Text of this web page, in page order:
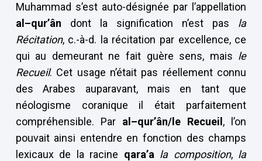
Muhammad s’est auto-désignée par l’appellation
al–qur’ân dont la signification n’est pas la
Récitation, c.-à-d. la récitation par excellence, ce
qui au demeurant ne fait guère sens, mais le
Recueil. Cet usage n’était pas réellement connu
des Arabes auparavant, mais en tant que
néologisme coranique il était parfaitement
compréhensible. Par al–qur’ân/le Recueil , l’on
pouvait ainsi entendre en fonction des champs
lexicaux de la racine qara’a la composition, la